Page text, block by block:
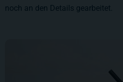
noch an den Details gearbeitet.